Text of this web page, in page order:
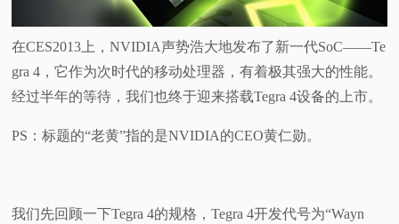
测
科
在CES2013上，NVIDIA声势浩大地发布了新一代SoC——Te
gra 4，它作为次时代的移动处理器，有着极其强大的性能。
经过半年的等待，我们也终于迎来搭载Tegra 4设备的上市。
PS：标题的“老黄”指的是NVIDIA的CEO黄仁勋。
我们先回顾一下Tegra 4的规格，Tegra 4开发代号为“Wayn